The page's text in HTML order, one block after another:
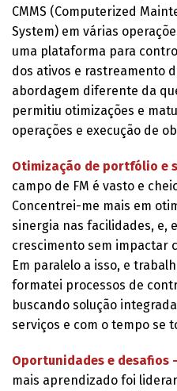
CMMS (Computerized
System) em várias
uma plataforma para
dos ativos e rastreamento
abordagem diferente da
permitiu otimizações e
operações e execução de
Otimização de portfólio e
campo de FM é vasto e
Concentrei-me mais em
sinergia nas facilidades, e,
crescimento sem impactar
Em paralelo a isso, e
formatei processos de
buscando solução
serviços e com o tempo se
Oportunidades e desafios -
mais aprendizado foi